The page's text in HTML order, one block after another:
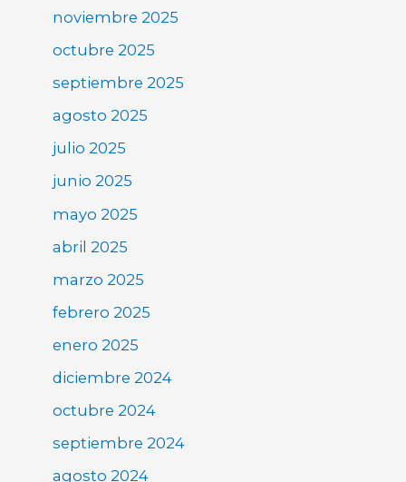
noviembre 2025
octubre 2025
septiembre 2025
agosto 2025
julio 2025
junio 2025
mayo 2025
abril 2025
marzo 2025
febrero 2025
enero 2025
diciembre 2024
octubre 2024
septiembre 2024
agosto 2024